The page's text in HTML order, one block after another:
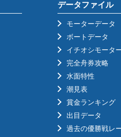
データファイル
モーターデータ
ボートデータ
イチオシモータ
完全舟券攻略
水面特性
潮見表
賞金ランキング
出目データ
過去の優勝戦レ